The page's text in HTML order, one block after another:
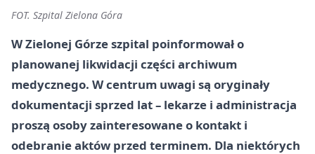
FOT. Szpital Zielona Góra
W Zielonej Górze szpital poinformował o
planowanej likwidacji części archiwum
medycznego. W centrum uwagi są oryginały
dokumentacji sprzed lat – lekarze i administracja
proszą osoby zainteresowane o kontakt i
odebranie aktów przed terminem. Dla niektórych